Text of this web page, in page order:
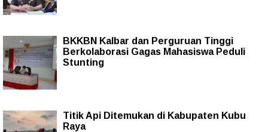
BKKBN Kalbar dan Perguruan Tinggi
Berkolaborasi Gagas Mahasiswa Peduli
Stunting
Titik Api Ditemukan di Kabupaten Kubu
Raya